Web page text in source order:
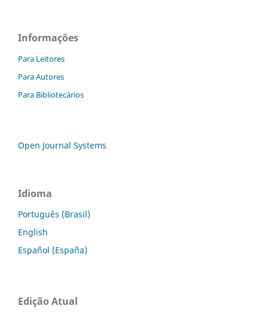
Informações
Para Leitores
Para Autores
Para Bibliotecários
Open Journal Systems
Idioma
Português (Brasil)
English
Español (España)
Edição Atual